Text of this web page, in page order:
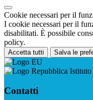
Cookie necessari per il
I cookie necessari per il
disabilitati. È possibile
policy.
Accetta tutti Salva le
Istituto
Contatti